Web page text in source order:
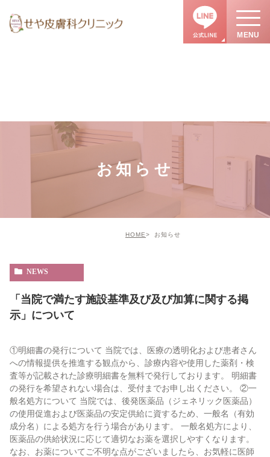
お知らせ
HOME お知らせ
NEWS
「当院で満たす施設基準及び及び加算に関する掲
示」について
①明細書の発行について 当院では、医療の透明化および患者さん
への情報提供を推進する観点から、診療内容や使用した薬剤・検
査等が記載された診療明細書を無料で発行しております。 明細書
の発行を希望されない場合は、受付までお申し出ください。 ②一
般名処方について 当院では、後発医薬品（ジェネリック医薬品）
の使用促進および医薬品の安定供給に資するため、一般名（有効
成分名）による処方を行う場合があります。 一般名処方により、
医薬品の供給状況に応じて適切なお薬を選択しやすくなります。
なお、お薬についてご不明な点がございましたら、お気軽に医師